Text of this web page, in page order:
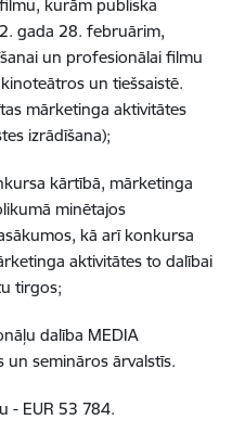
kurām publiska
gada 28. februārim,
un profesionālai filmu
un tiešsaistē.
mārketinga aktivitātes
izrādīšana);
kārtībā, mārketinga
minētajos
kā arī konkursa
aktivitātes to dalībai
tirgos;
dalība MEDIA
un semināros ārvalstīs.
- EUR 53 784.